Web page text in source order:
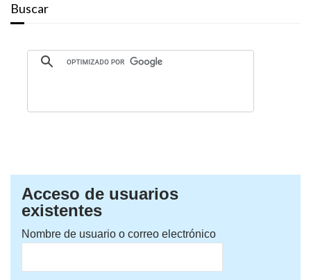
Buscar
Acceso de usuarios
existentes
Nombre de usuario o correo electrónico